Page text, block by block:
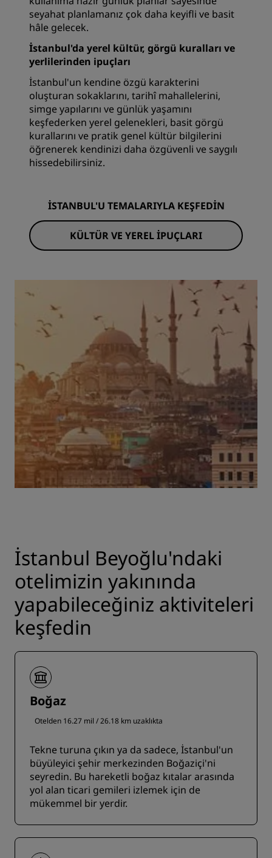
seyahat planlamanız çok daha keyifli ve basit
hâle gelecek.
İstanbul'da yerel kültür, görgü kuralları ve
yerlilerinden ipuçları
İstanbul'un kendine özgü karakterini
oluşturan sokaklarını, tarihî mahallelerini,
simge yapılarını ve günlük yaşamını
keşfederken yerel gelenekleri, basit görgü
kurallarını ve pratik genel kültür bilgilerini
öğrenerek kendinizi daha özgüvenli ve saygılı
hissedebilirsiniz.
İSTANBUL'U TEMALARIYLA KEŞFEDIN
KÜLTÜR VE YEREL IPUÇLARI
İstanbul Beyoğlu'ndaki
otelimizin yakınında
yapabileceğiniz aktiviteleri
keşfedin
Boğaz
Otelden 16.27 mil / 26.18 km uzaklıkta
Tekne turuna çıkın ya da sadece, İstanbul'un
büyüleyici şehir merkezinden Boğaziçi'ni
seyredin. Bu hareketli boğaz kıtalar arasında
yol alan ticari gemileri izlemek için de
mükemmel bir yerdir.